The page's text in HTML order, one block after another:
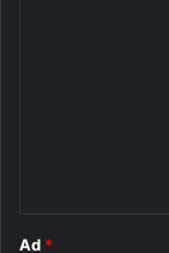
Ad *